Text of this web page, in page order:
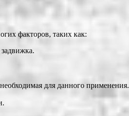
факторов, таких как:
для данного применения.